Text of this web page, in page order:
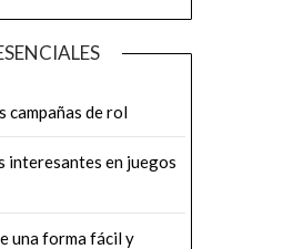
campañas de rol
interesantes en juegos
una forma fácil y